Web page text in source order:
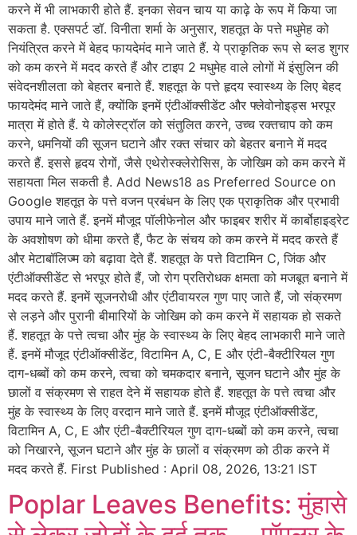
करने में भी लाभकारी होते हैं. इनका सेवन चाय या काढ़े के रूप में किया जा
सकता है. एक्सपर्ट डॉ. विनीता शर्मा के अनुसार, शहतूत के पत्ते मधुमेह को
नियंत्रित करने में बेहद फायदेमंद माने जाते हैं. ये प्राकृतिक रूप से ब्लड शुगर
को कम करने में मदद करते हैं और टाइप 2 मधुमेह वाले लोगों में इंसुलिन की
संवेदनशीलता को बेहतर बनाते हैं. शहतूत के पत्ते हृदय स्वास्थ्य के लिए बेहद
फायदेमंद माने जाते हैं, क्योंकि इनमें एंटीऑक्सीडेंट और फ्लेवोनोइड्स भरपूर
मात्रा में होते हैं. ये कोलेस्ट्रॉल को संतुलित करने, उच्च रक्तचाप को कम
करने, धमनियों की सूजन घटाने और रक्त संचार को बेहतर बनाने में मदद
करते हैं. इससे हृदय रोगों, जैसे एथेरोस्क्लेरोसिस, के जोखिम को कम करने में
सहायता मिल सकती है. Add News18 as Preferred Source on
Google शहतूत के पत्ते वजन प्रबंधन के लिए एक प्राकृतिक और प्रभावी
उपाय माने जाते हैं. इनमें मौजूद पॉलीफेनोल और फाइबर शरीर में कार्बोहाइड्रेट
के अवशोषण को धीमा करते हैं, फैट के संचय को कम करने में मदद करते हैं
और मेटाबॉलिज्म को बढ़ावा देते हैं. शहतूत के पत्ते विटामिन C, जिंक और
एंटीऑक्सीडेंट से भरपूर होते हैं, जो रोग प्रतिरोधक क्षमता को मजबूत बनाने में
मदद करते हैं. इनमें सूजनरोधी और एंटीवायरल गुण पाए जाते हैं, जो संक्रमण
से लड़ने और पुरानी बीमारियों के जोखिम को कम करने में सहायक हो सकते
हैं. शहतूत के पत्ते त्वचा और मुंह के स्वास्थ्य के लिए बेहद लाभकारी माने जाते
हैं. इनमें मौजूद एंटीऑक्सीडेंट, विटामिन A, C, E और एंटी-बैक्टीरियल गुण
दाग-धब्बों को कम करने, त्वचा को चमकदार बनाने, सूजन घटाने और मुंह के
छालों व संक्रमण से राहत देने में सहायक होते हैं. शहतूत के पत्ते त्वचा और
मुंह के स्वास्थ्य के लिए वरदान माने जाते हैं. इनमें मौजूद एंटीऑक्सीडेंट,
विटामिन A, C, E और एंटी-बैक्टीरियल गुण दाग-धब्बों को कम करने, त्वचा
को निखारने, सूजन घटाने और मुंह के छालों व संक्रमण को ठीक करने में
मदद करते हैं. First Published : April 08, 2026, 13:21 IST
Poplar Leaves Benefits: मुंहासे